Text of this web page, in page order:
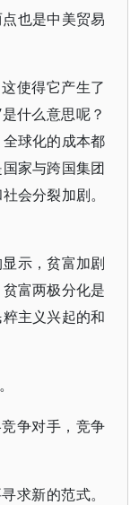
也是中美贸易
使得它产生了
什么意思呢？
球化的成本都
家与跨国集团
会分裂加剧。
示，贫富加剧
富两极分化是
主义兴起的和
争对手，竞争
求新的范式。